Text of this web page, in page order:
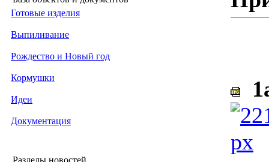
Готовые изделия
Выпиливание
Рождество и Новый год
Кормушки
Идеи
Документация
Разделы новостей